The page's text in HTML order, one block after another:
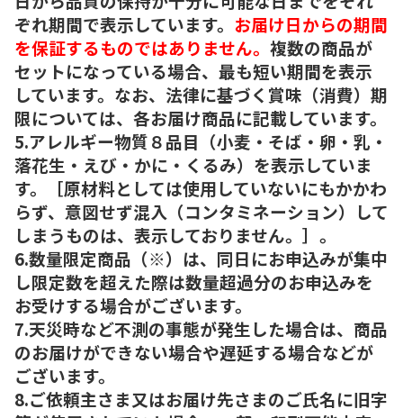
ぞれ期間で表示しています。 お届け日からの期間
を保証するものではありません。 複数の商品が
セットになっている場合、最も短い期間を表示
しています。なお、法律に基づく賞味（消費）期
限については、各お届け商品に記載しています。
5.アレルギー物質８品目（小麦・そば・卵・乳・
落花生・えび・かに・くるみ）を表示していま
す。［原材料としては使用していないにもかかわ
らず、意図せず混入（コンタミネーション）して
しまうものは、表示しておりません。］。
6.数量限定商品（※）は、同日にお申込みが集中
し限定数を超えた際は数量超過分のお申込みを
お受けする場合がございます。
7.天災時など不測の事態が発生した場合は、商品
のお届けができない場合や遅延する場合などが
ございます。
8.ご依頼主さま又はお届け先さまのご氏名に旧字